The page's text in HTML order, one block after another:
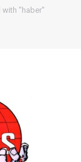
with "haber"